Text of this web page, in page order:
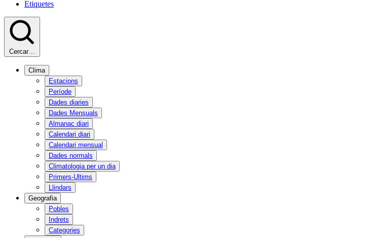
Etiquetes
Cercar…
Clima
Estacions
Període
Dades diaries
Dades Mensuals
Almanac diari
Calendari diari
Calendari mensual
Dades normals
Climatologia per un dia
Primers-Ultims
Llindars
Geografia
Pobles
Indrets
Categories